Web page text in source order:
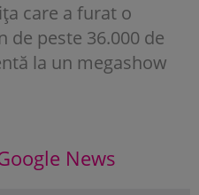
care a furat o
de peste 36.000 de
la un megashow
News